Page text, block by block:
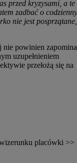
przed kryzysami, a te
zadbać o codzienny
nie jest posprzątane,
nie powinien
uzupełnieniem
przełożą się na
placówki >>